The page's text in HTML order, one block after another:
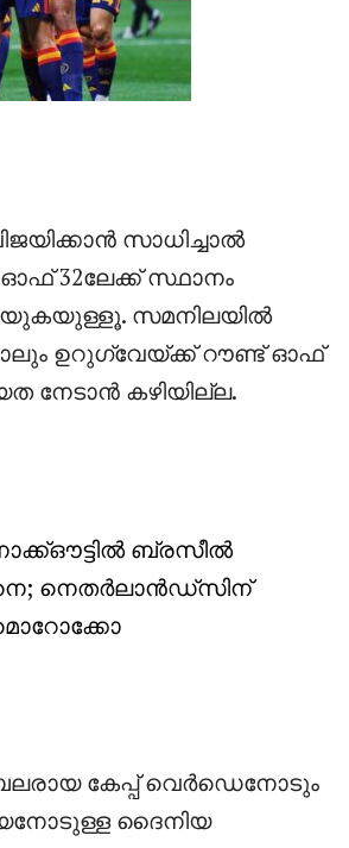
സാധിച്ചാൽ
ഓഫ് 32ലേക്ക് സ്ഥാനം
സമനിലയിൽ
ഉറുഗ്വേയ്ക്ക് റൗണ്ട് ഓഫ്
നേടാൻ കഴിയില്ല.
ബ്രസീൽ
നെതർലാൻഡ്‌സിന്
കേപ്പ് വെർഡെനോടും
ദൈനിയ